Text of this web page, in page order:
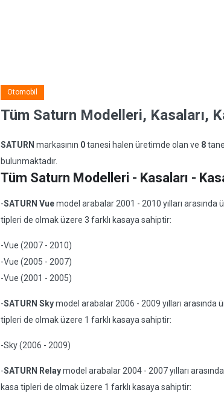
Otomobil
Tüm Saturn Modelleri, Kasaları,
SATURN markasının 0tanesi halen üretimde olan ve 8
bulunmaktadır.
Tüm Saturn Modelleri - Kasaları -
-SATURN Vuemodel arabalar 2001 - 2010 yılları
tipleri de olmak üzere 3 farklı kasaya sahiptir:
-Vue (2007 - 2010)
-Vue (2005 - 2007)
-Vue (2001 - 2005)
-SATURN Skymodel arabalar 2006 - 2009 yılları arasında
tipleri de olmak üzere 1 farklı kasaya sahiptir:
-Sky (2006 - 2009)
-SATURN Relaymodel arabalar 2004 - 2007 yılları
kasa tipleri de olmak üzere 1 farklı kasaya sahiptir: